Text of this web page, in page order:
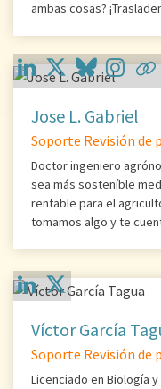
ambas cosas?
Jose L. Gabriel
Soporte Revisión de
Doctor ingeniero
sea más sosteníble
rentable para el
tomamos algo y te
Víctor García
Soporte Revisión de
Licenciado en Biología